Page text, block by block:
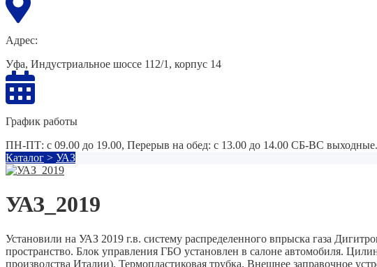
Адрес:
Уфа, Индустриальное шоссе 112/1, корпус 14
График работы
ПН-ПТ: с 09.00 до 19.00, Перерыв на обед: с 13.00 до 14.00 СБ-ВС выходные.
Каталог > УАЗ
УАЗ_2019
Установили на УАЗ 2019 г.в. систему распределенного впрыска газа
пространство. Блок управления ГБО установлен в салоне автомобиля.
производства Италии). Термопластиковая трубка. Внешнее заправочное